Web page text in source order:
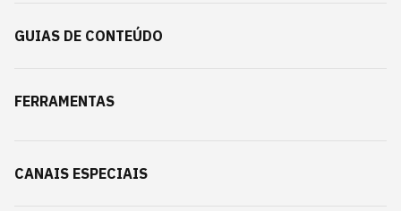
GUIAS DE CONTEÚDO
FERRAMENTAS
CANAIS ESPECIAIS